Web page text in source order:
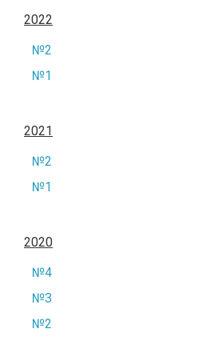
2022
№2
№1
2021
№2
№1
2020
№4
№3
№2